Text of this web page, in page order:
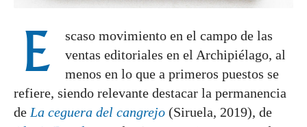
E
scaso movimiento en el campo de las
ventas editoriales en el Archipiélago, al
menos en lo que a primeros puestos se
refiere, siendo relevante destacar la permanencia
deLa ceguera del cangrejo (Siruela, 2019), de